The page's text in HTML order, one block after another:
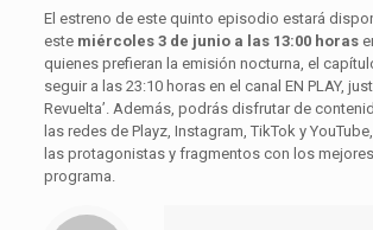
El estreno de este quinto episodio estará
este miércoles 3 de junio a las 13:00 horas
quienes prefieran la emisión nocturna, el
seguir a las 23:10 horas en el canal EN PLAY,
Revuelta’. Además, podrás disfrutar de
las redes de Playz, Instagram, TikTok y
las protagonistas y fragmentos con los
programa.